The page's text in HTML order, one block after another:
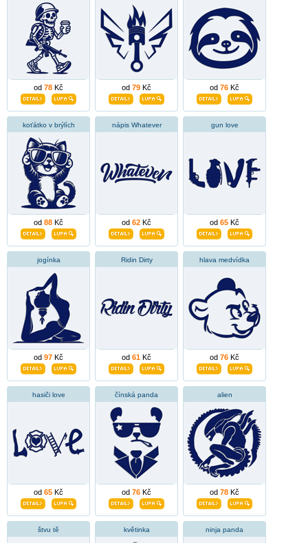
od 78 Kč od 79 Kč od 76 Kč
koťátko v brýlích
od 88 Kč
nápis Whatever
od 62 Kč
gun love
od 65 Kč
jogínka
od 97 Kč
Ridin Dirty
od 61 Kč
hlava medvídka
od 76 Kč
hasiči love
od 65 Kč
čínská panda
od 76 Kč
alien
od 78 Kč
štvu tě květinka ninja panda